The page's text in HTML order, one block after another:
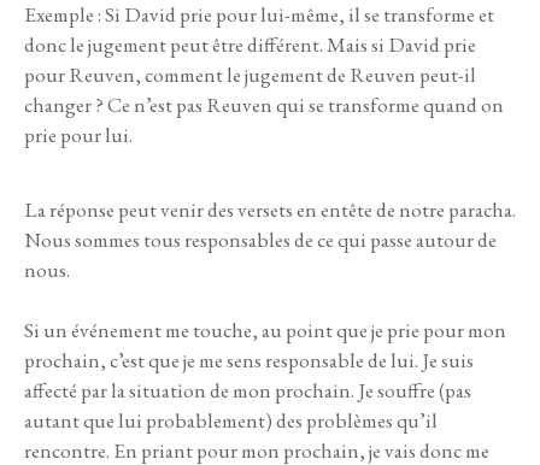
Exemple : Si David prie pour lui-même, il se transforme et
donc le jugement peut être différent. Mais si David prie
pour Reuven, comment le jugement de Reuven peut-il
changer ? Ce n’est pas Reuven qui se transforme quand on
prie pour lui.
La réponse peut venir des versets en entête de notre paracha.
Nous sommes tous responsables de ce qui passe autour de
nous.
Si un événement me touche, au point que je prie pour mon
prochain, c’est que je me sens responsable de lui. Je suis
affecté par la situation de mon prochain. Je souffre (pas
autant que lui probablement) des problèmes qu’il
rencontre. En priant pour mon prochain, je vais donc me